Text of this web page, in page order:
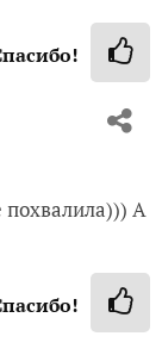
А